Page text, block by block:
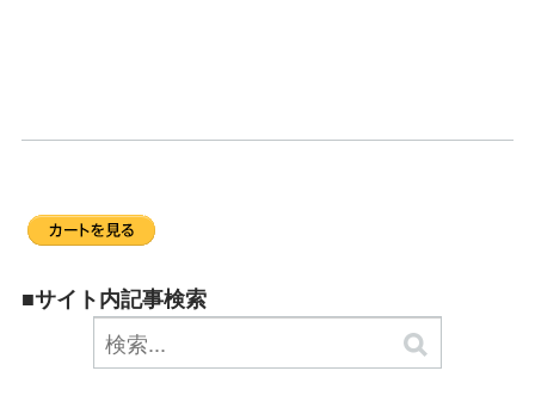
■サイト内記事検索